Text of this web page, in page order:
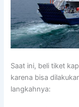
Saat ini, beli tiket
karena bisa
langkahnya: